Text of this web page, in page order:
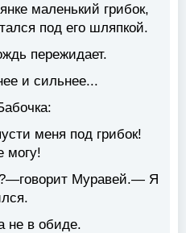
маленький грибок,
под его шляпкой.
пережидает.
и сильнее...
меня под грибок!
могу!
Муравей.— Я
не в обиде.